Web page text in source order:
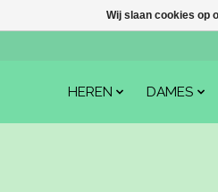
HEREN DAMES
Wij slaan cookies op